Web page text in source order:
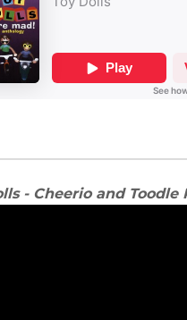
- Cheerio and Toodle